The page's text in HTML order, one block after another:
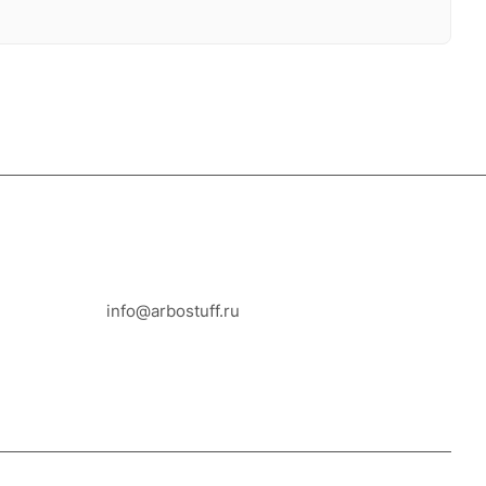
info@arbostuff.ru